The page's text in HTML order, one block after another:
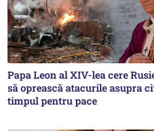
Papa Leon al XIV-lea cere
să oprească atacurile asupra
timpul pentru pace